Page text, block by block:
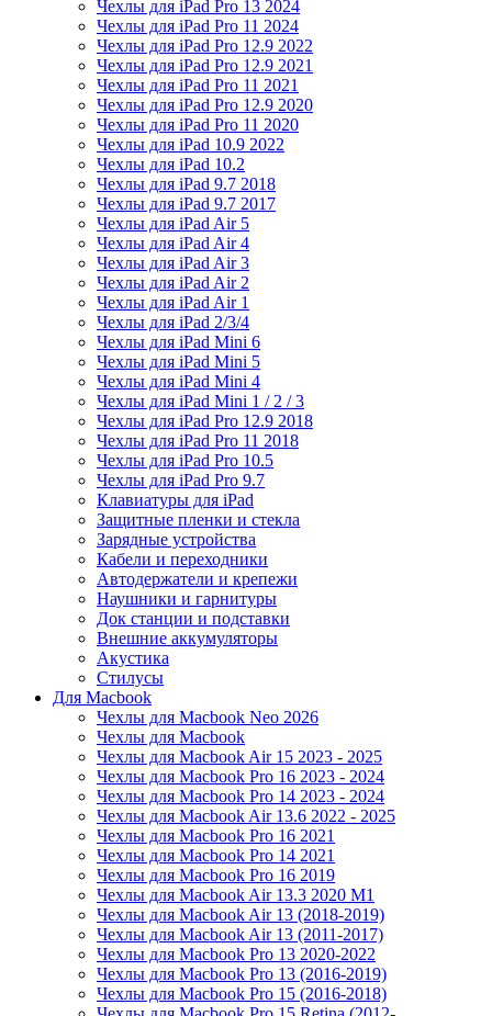
Чехлы для iPad Pro 13 2024
Чехлы для iPad Pro 11 2024
Чехлы для iPad Pro 12.9 2022
Чехлы для iPad Pro 12.9 2021
Чехлы для iPad Pro 11 2021
Чехлы для iPad Pro 12.9 2020
Чехлы для iPad Pro 11 2020
Чехлы для iPad 10.9 2022
Чехлы для iPad 10.2
Чехлы для iPad 9.7 2018
Чехлы для iPad 9.7 2017
Чехлы для iPad Air 5
Чехлы для iPad Air 4
Чехлы для iPad Air 3
Чехлы для iPad Air 2
Чехлы для iPad Air 1
Чехлы для iPad 2/3/4
Чехлы для iPad Mini 6
Чехлы для iPad Mini 5
Чехлы для iPad Mini 4
Чехлы для iPad Mini 1 / 2 / 3
Чехлы для iPad Pro 12.9 2018
Чехлы для iPad Pro 11 2018
Чехлы для iPad Pro 10.5
Чехлы для iPad Pro 9.7
Клавиатуры для iPad
Защитные пленки и стекла
Зарядные устройства
Кабели и переходники
Автодержатели и крепежи
Наушники и гарнитуры
Док станции и подставки
Внешние аккумуляторы
Акустика
Стилусы
Для Macbook
Чехлы для Macbook Neo 2026
Чехлы для Macbook
Чехлы для Macbook Air 15 2023 - 2025
Чехлы для Macbook Pro 16 2023 - 2024
Чехлы для Macbook Pro 14 2023 - 2024
Чехлы для Macbook Air 13.6 2022 - 2025
Чехлы для Macbook Pro 16 2021
Чехлы для Macbook Pro 14 2021
Чехлы для Macbook Pro 16 2019
Чехлы для Macbook Air 13.3 2020 M1
Чехлы для Macbook Air 13 (2018-2019)
Чехлы для Macbook Air 13 (2011-2017)
Чехлы для Macbook Pro 13 2020-2022
Чехлы для Macbook Pro 13 (2016-2019)
Чехлы для Macbook Pro 15 (2016-2018)